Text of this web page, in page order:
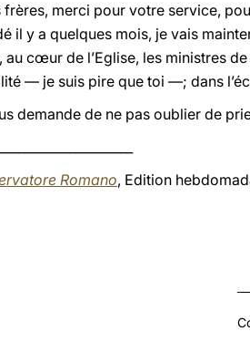
frères, merci pour votre service,
il y a quelques mois, je vais
au cœur de l’Eglise, les ministres
— je suis pire que toi —; dans
demande de ne pas oublier de
Romano, Edition